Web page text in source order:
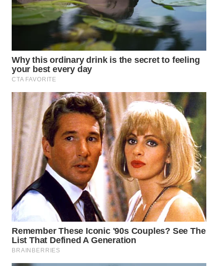
WN
SOLO
WN
BOROBUDUR
WN
MADURA
WN
SURABAYA
WN
NATUNA
WN
BINTAN
WN
MANDALIKA
WN